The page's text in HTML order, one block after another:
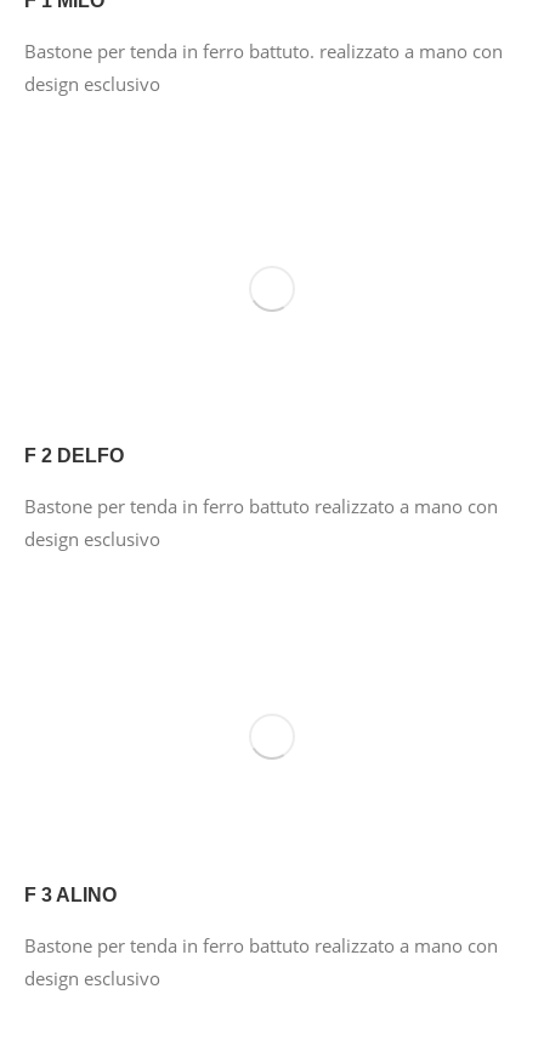
Bastone per tenda in ferro battuto. realizzato a mano con
design esclusivo
F 2 DELFO
Bastone per tenda in ferro battuto realizzato a mano con
design esclusivo
F 3 ALINO
Bastone per tenda in ferro battuto realizzato a mano con
design esclusivo